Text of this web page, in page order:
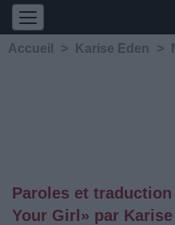
Accueil > Karise Eden >
Paroles et
Your Girl» par Karise